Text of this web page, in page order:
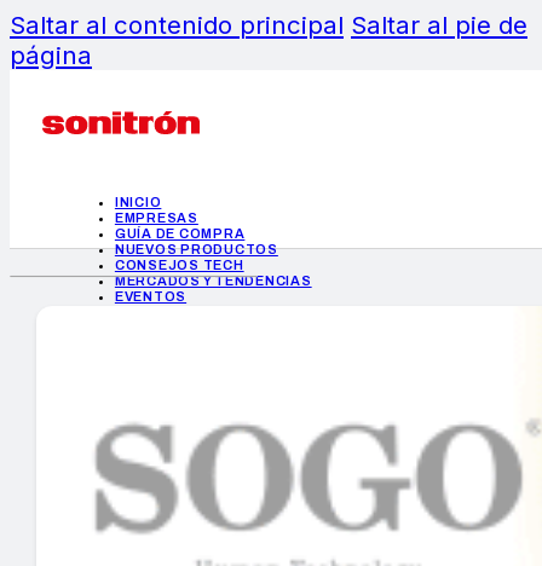
Saltar al contenido principal Saltar al pie de
página
INICIO
EMPRESAS
GUÍA DE COMPRA
NUEVOS PRODUCTOS
CONSEJOS TECH
MERCADOS Y TENDENCIAS
EVENTOS
INICIO
EMPRESAS